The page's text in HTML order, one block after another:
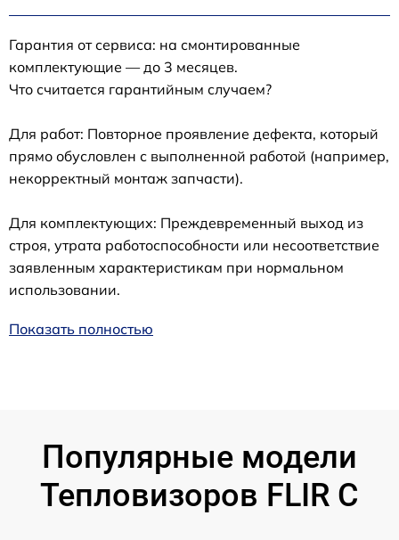
Гарантия от сервиса: на смонтированные
комплектующие — до 3 месяцев.
Что считается гарантийным случаем?
Для работ: Повторное проявление дефекта, который
прямо обусловлен с выполненной работой (например,
некорректный монтаж запчасти).
Для комплектующих: Преждевременный выход из
строя, утрата работоспособности или несоответствие
заявленным характеристикам при нормальном
использовании.
Показать полностью
Популярные модели
Тепловизоров FLIR C